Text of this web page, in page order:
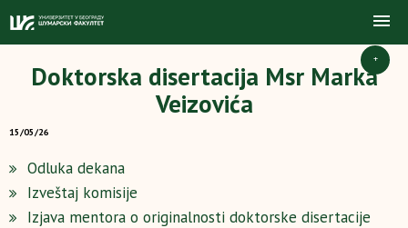
+
Doktorska disertacija Msr Marka
Veizovića
15/05/26
Odluka dekana
Izveštaj komisije
Izjava mentora o originalnosti doktorske disertacije